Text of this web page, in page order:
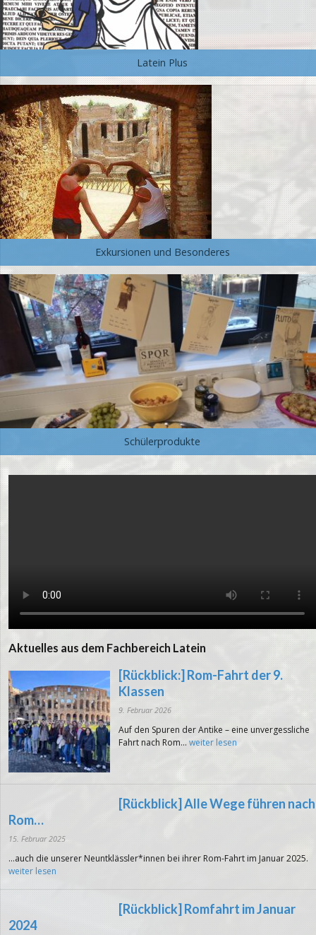
Latein Plus
Exkursionen und Besonderes
Schülerprodukte
Aktuelles aus dem Fachbereich Latein
[Rückblick:] Rom-Fahrt der 9.
Klassen
9. Februar 2026
Auf den Spuren der Antike – eine unvergessliche
Fahrt nach Rom... weiter lesen
[Rückblick] Alle Wege führen nach
Rom…
15. Februar 2025
...auch die unserer Neuntklässler*innen bei ihrer Rom-Fahrt im Januar 2025.
weiter lesen
[Rückblick] Romfahrt im Januar
2024